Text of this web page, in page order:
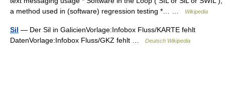
a method used in (software) regression testing *… …
Wikipedia
Sil — Der Sil in GalicienVorlage:Infobox Fluss/KARTE fehlt
DatenVorlage:Infobox Fluss/GKZ fehlt …
Deutsch Wikipedia